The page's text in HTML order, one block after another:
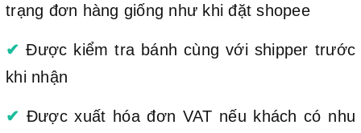
trạng đơn hàng giống như khi đặt shopee
✔ Được kiểm tra bánh cùng với shipper trước
khi nhận
✔ Được xuất hóa đơn VAT nếu khách có nhu